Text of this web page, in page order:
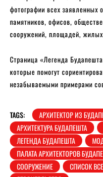
фотографии всех заявленных
памятников, офисов,
сооружений, площадей,
Страница «Легенда
которые помогут
незабываемыми примерами
TAGS:
АРХИТЕКТОР ИЗ
АРХИТЕКТУРА БУДАПЕШТА
ЛЕГЕНДА БУДАПЕШТА
ПАЛАТА АРХИТЕКТОРОВ
СООРУЖЕНИЕ
СПИСОК